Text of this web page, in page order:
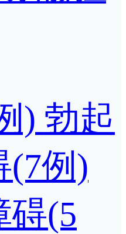
) 勃起
(7例)
碍(5